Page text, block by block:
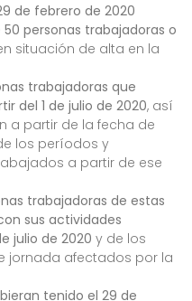
de febrero de 2020
personas trabajadoras o
situación de alta en la
trabajadoras que
del 1 de julio de 2020, así
a partir de la fecha de
los períodos y
a partir de ese
trabajadoras de estas
sus actividades
julio de 2020 y de los
jornada afectados por la
tenido el 29 de